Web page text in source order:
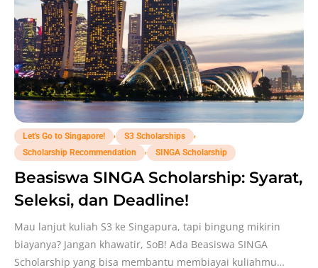
Let's Go to Singapore! , S3 Scholarships
,
Scholarship Recommendation
, SINGA Scholarship
Beasiswa SINGA Scholarship: Syarat,
Seleksi, dan Deadline!
Mau lanjut kuliah S3 ke Singapura, tapi bingung mikirin
biayanya? Jangan khawatir, SoB! Ada Beasiswa SINGA
Scholarship yang bisa membantu membiayai kuliahmu